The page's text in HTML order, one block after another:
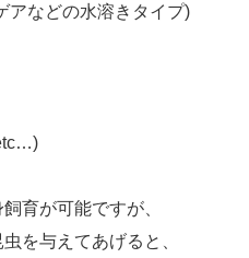
アなどの水溶きタイプ)
育が可能ですが、
を与えてあげると、